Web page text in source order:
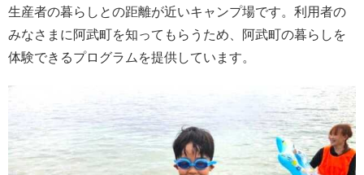
生産者の暮らしとの距離が近いキャンプ場です。利用者の
みなさまに阿武町を知ってもらうため、阿武町の暮らしを
体験できるプログラムを提供しています。